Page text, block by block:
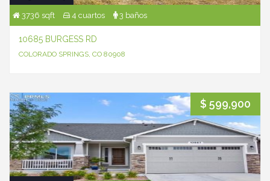
3736 sqft 4 cuartos 3 baños
10685 BURGESS RD
COLORADO SPRINGS, CO 80908
$ 599,900